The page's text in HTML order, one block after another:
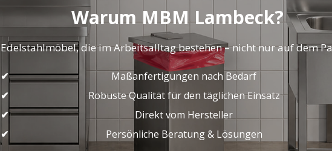
Warum MBM Lambeck?
Edelstahlmöbel, die im Arbeitsalltag bestehen – nicht nur auf dem
Maßanfertigungen nach Bedarf
Robuste Qualität für den täglichen Einsatz
Direkt vom Hersteller
Persönliche Beratung & Lösungen